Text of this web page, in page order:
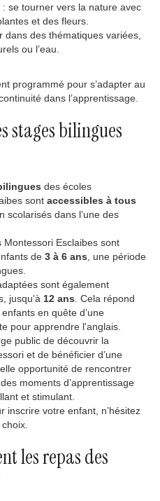
: se tourner vers la nature avec
et des fleurs.
dans des thématiques variées,
ou l’eau.
programmé pour s’adapter au
dans l’apprentissage.
stages bilingues
des écoles
sont accessibles à tous
scolarisés dans l’une des
Esclaibes sont
de 3 à 6 ans , une période
sont également
jusqu’à 12 ans . Cela répond
en quête d’une
pour apprendre l'anglais.
public de découvrir la
et de bénéficier d’une
opportunité de rencontrer
moments d’apprentissage
et stimulant.
inscrire votre enfant, n’hésitez
les repas des